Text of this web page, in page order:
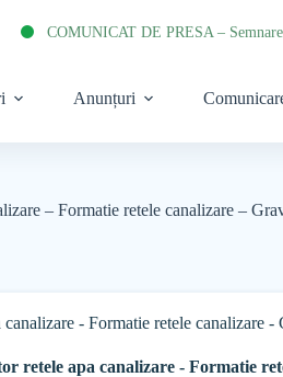
Anunțuri
– Formatie retele canalizare –
- Formatie retele canalizare -
retele apa canalizare - Formatie